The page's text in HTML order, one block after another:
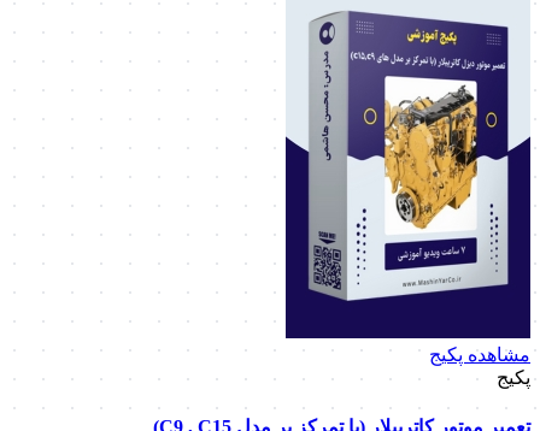
مشاهده پکیج
پکیج
تعمیر موتور کاترپیلار (با تمرکز بر مدل C9 , C15)